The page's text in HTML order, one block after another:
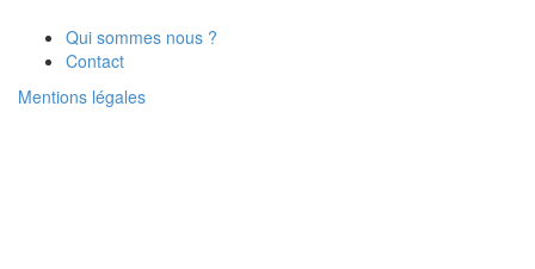
Qui sommes nous ?
Contact
Mentions légales